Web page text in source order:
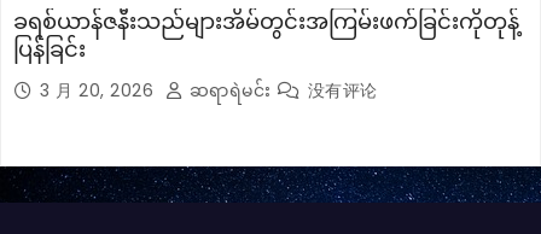
ခရစ်ယာန်ဇနီးသည်များအိမ်တွင်းအကြမ်းဖက်ခြင်းကိုတုန့်
ပြန်ခြင်း
3 月 20, 2026 ဆရာရဲမင်း 没有评论